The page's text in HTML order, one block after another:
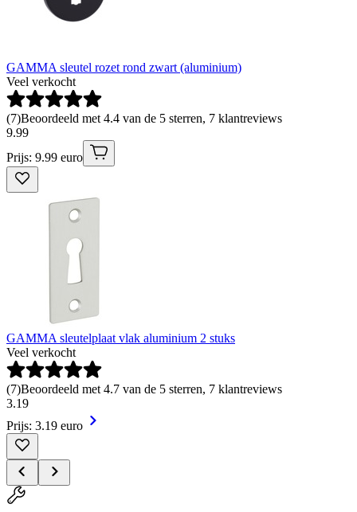
GAMMA sleutel rozet rond zwart (aluminium)
Veel verkocht
(7)Beoordeeld met 4.4 van de 5 sterren, 7 klantreviews
9.99
Prijs: 9.99 euro
GAMMA sleutelplaat vlak aluminium 2 stuks
Veel verkocht
(7)Beoordeeld met 4.7 van de 5 sterren, 7 klantreviews
3.19
Prijs: 3.19 euro